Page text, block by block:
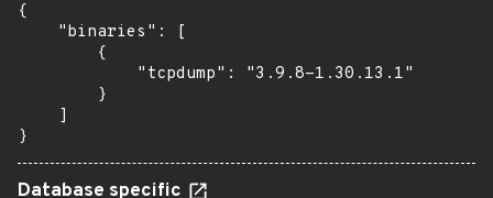
{
    "binaries": [
        {
            "tcpdump": "3.9.8-1.30.13.1"
        }
    ]
}
Database specific